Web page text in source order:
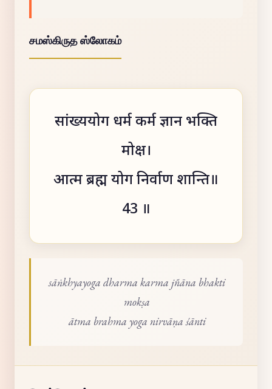
சமஸ்கிருத ஸ்லோகம்
सांख्ययोग धर्म कर्म ज्ञान भक्ति
मोक्ष।
आत्म ब्रह्म योग निर्वाण शान्ति॥
43 ॥
sāṅkhyayoga dharma karma jñāna bhakti
mokṣa
ātma brahma yoga nirvāṇa śānti